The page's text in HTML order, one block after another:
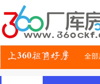
全部